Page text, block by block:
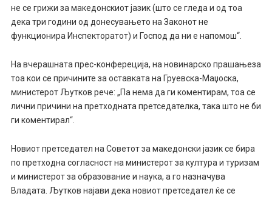
не се грижи за македонскиот јазик (што се гледа и од тоа
дека три години од донесувањето на Законот не
функционира Инспекторатот) и Господ да ни е напомош“.
На вчерашната прес-конфереција, на новинарско прашањеза
тоа кои се причините за оставката на Груевска-Маџоска,
министерот Љутков рече: „Па нема да ги коментирам, тоа се
лични причини на претходната претседателка, така што не би
ги коментирал“.
Новиот претседател на Советот за македонски јазик се бира
по претходна согласност на министерот за култура и туризам
и министерот за образование и наука, а го назначува
Владата. Љутков најави дека новиот претседател ќе се